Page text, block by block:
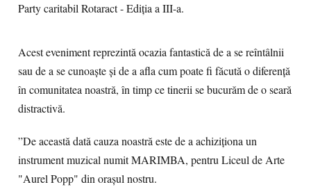
Party caritabil Rotaract - Ediția a III-a.
Acest eveniment reprezintă ocazia fantastică de a se reîntâlnii
sau de a se cunoaște și de a afla cum poate fi făcută o diferență
în comunitatea noastră, în timp ce tinerii se bucurăm de o seară
distractivă.
”De această dată cauza noastră este de a achiziționa un
instrument muzical numit MARIMBA, pentru Liceul de Arte
"Aurel Popp" din orașul nostru.